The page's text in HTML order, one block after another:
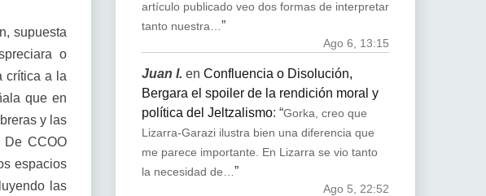
supuesta
o
crítica a la
que en
y las
De CCOO
espacios
las
artículo publicado veo dos formas de interpretar
tanto nuestra…”
Ago 6, 13:15
Juan I. en Confluencia o Disolución,
Bergara el spoiler de la rendición moral y
política del Jeltzalismo: “Gorka, creo que
Lizarra-Garazi ilustra bien una diferencia que
me parece importante. En Lizarra se vio tanto
la necesidad de… ”
Ago 5, 22:52